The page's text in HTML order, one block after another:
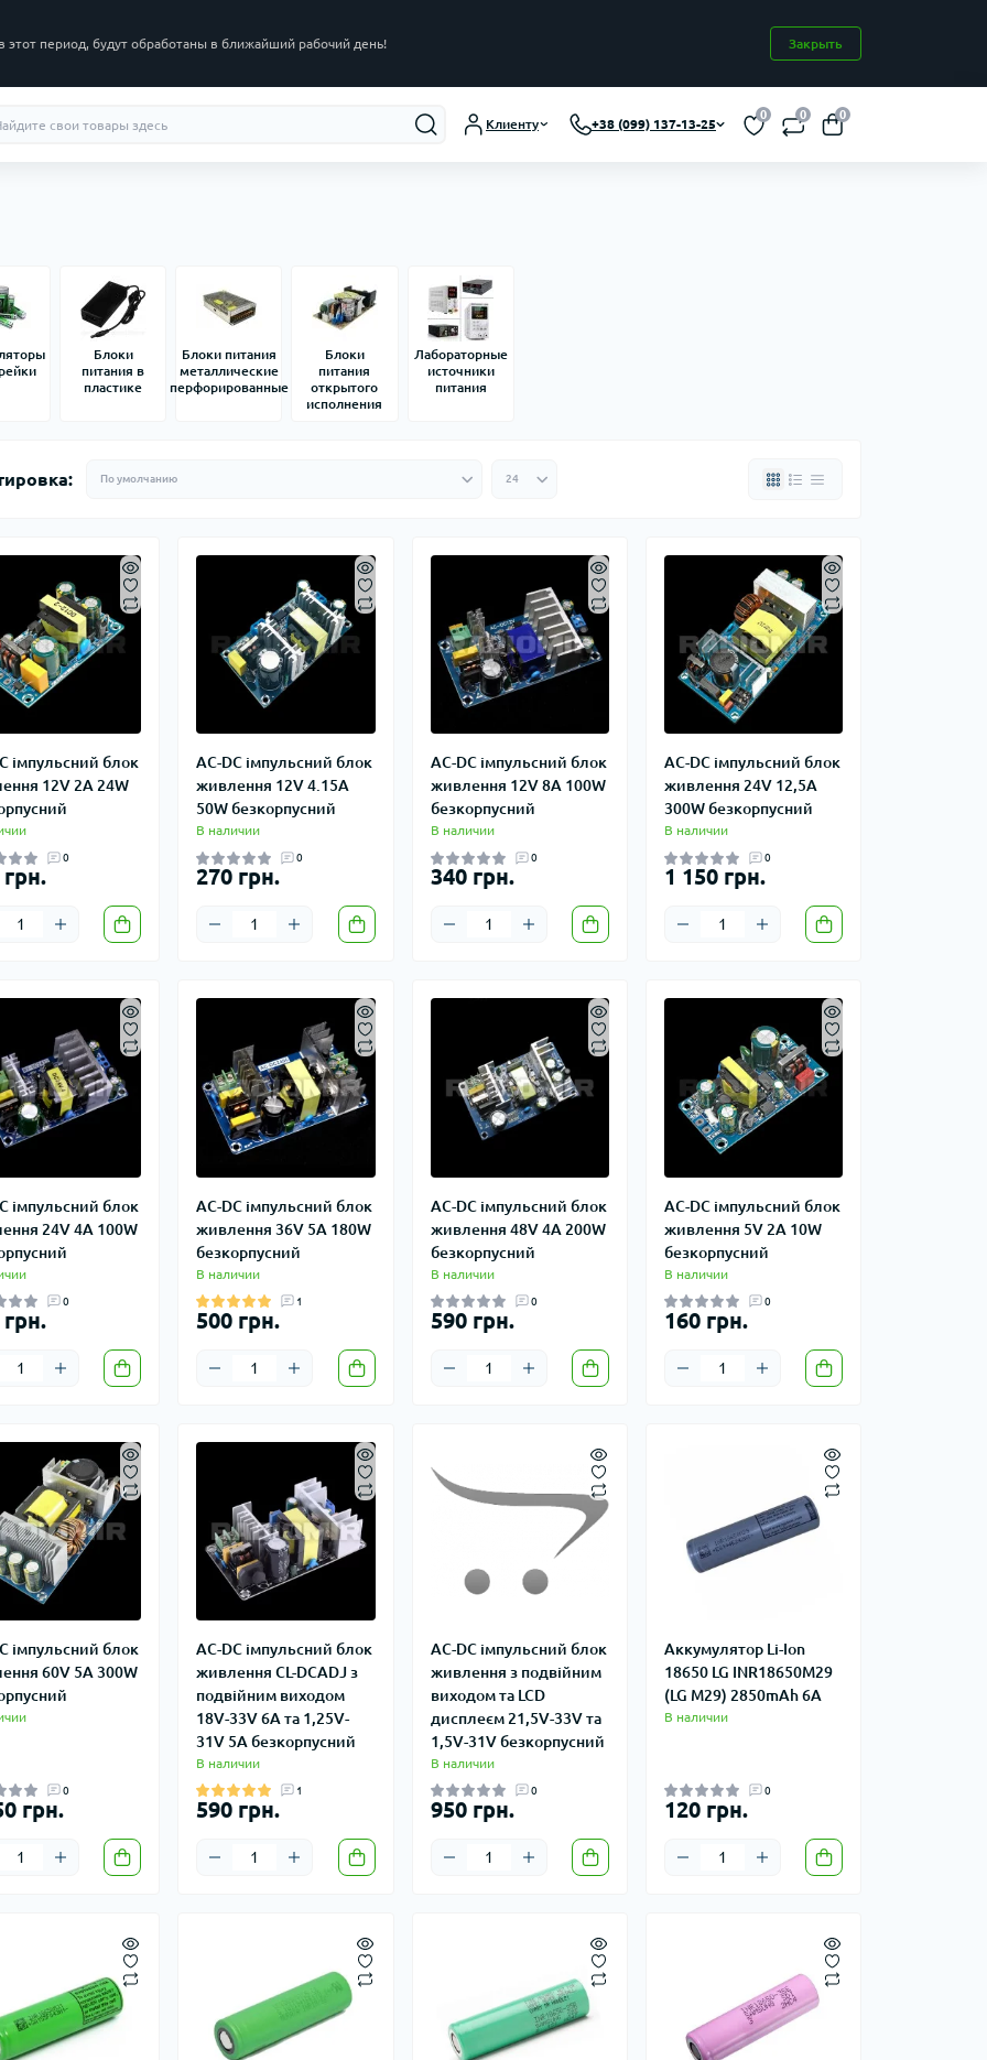
период, будут обработаны в ближайший рабочий день! Закрыть
Клиенту +38 (099) 137-13-25
0 0 0
Блоки
питания в
пластике
Блоки питания
металлические
перфорированные
Блоки
питания
открытого
исполнения
Лабораторные
источники
питания
імпульсний блок
12V 2A 24W
0
AC-DC імпульсний блок
живлення 12V 4.15A
50W безкорпусний
В наличии
0
270 грн.
AC-DC імпульсний блок
живлення 12V 8A 100W
безкорпусний
В наличии
0
340 грн.
AC-DC імпульсний блок
живлення 24V 12,5A
300W безкорпусний
В наличии
0
1 150 грн.
імпульсний блок
24V 4A 100W
0
AC-DC імпульсний блок
живлення 36V 5A 180W
безкорпусний
В наличии
1
500 грн.
AC-DC імпульсний блок
живлення 48V 4A 200W
безкорпусний
В наличии
0
590 грн.
AC-DC імпульсний блок
живлення 5V 2A 10W
безкорпусний
В наличии
0
160 грн.
імпульсний блок
60V 5A 300W
0
грн.
AC-DC імпульсний блок
живлення CL-DCADJ з
подвійним виходом
18V-33V 6A та 1,25V-
31V 5A безкорпусний
В наличии
1
590 грн.
AC-DC імпульсний блок
живлення з подвійним
виходом та LCD
дисплеєм 21,5V-33V та
1,5V-31V безкорпусний
В наличии
0
950 грн.
Аккумулятор Li-Ion
18650 LG INR18650M29
(LG M29) 2850mAh 6A
В наличии
0
120 грн.